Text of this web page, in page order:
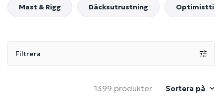
Mast & Rigg Däcksutrustning
Filtrera
1399 produkter Sortera på